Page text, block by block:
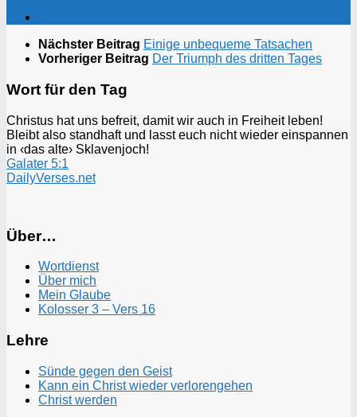
Nächster Beitrag Einige unbequeme Tatsachen
Vorheriger Beitrag Der Triumph des dritten Tages
Wort für den Tag
Christus hat uns befreit, damit wir auch in Freiheit leben!
Bleibt also standhaft und lasst euch nicht wieder einspannen
in ‹das alte› Sklavenjoch!
Galater 5:1
DailyVerses.net
Über…
Wortdienst
Über mich
Mein Glaube
Kolosser 3 – Vers 16
Lehre
Sünde gegen den Geist
Kann ein Christ wieder verlorengehen
Christ werden